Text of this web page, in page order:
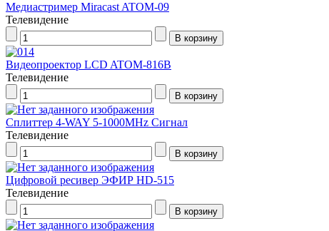
Медиастример Miracast ATOM-09
Телевидение
Видеопроектор LCD ATOM-816B
Телевидение
Сплиттер 4-WAY 5-1000MHz Сигнал
Телевидение
Цифровой ресивер ЭФИР HD-515
Телевидение